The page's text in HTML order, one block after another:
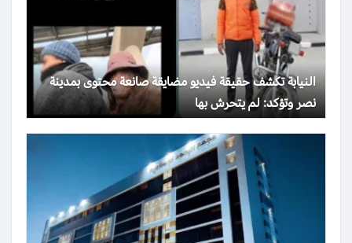
النيابة تكشف حقيقة فيديو مضايقة صانعة محتوى بمدينة
نصر وتؤكد: لم يتحرش بها